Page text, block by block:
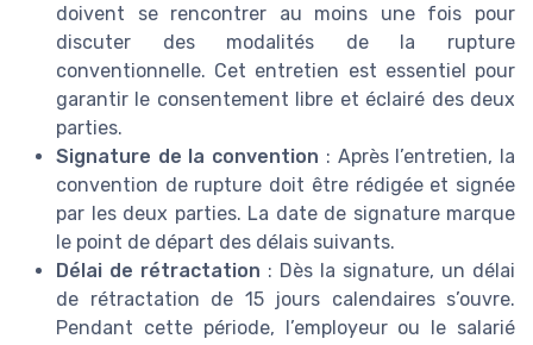
doivent se rencontrer au moins une fois pour
discuter des modalités de la rupture
conventionnelle. Cet entretien est essentiel pour
garantir le consentement libre et éclairé des deux
parties.
Signature de la convention : Après l’entretien, la
convention de rupture doit être rédigée et signée
par les deux parties. La date de signature marque
le point de départ des délais suivants.
Délai de rétractation : Dès la signature, un délai
de rétractation de 15 jours calendaires s’ouvre.
Pendant cette période, l’employeur ou le salarié